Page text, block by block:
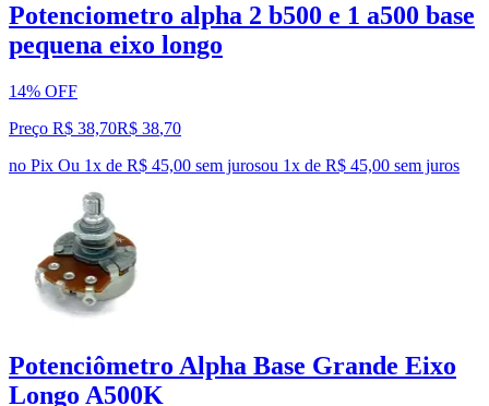
Potenciometro alpha 2 b500 e 1 a500 base
pequena eixo longo
14% OFF
Preço R$ 38,70R$ 38,70
no Pix Ou 1x de R$ 45,00 sem jurosou 1x de R$ 45,00 sem juros
Potenciômetro Alpha Base Grande Eixo
Longo A500K